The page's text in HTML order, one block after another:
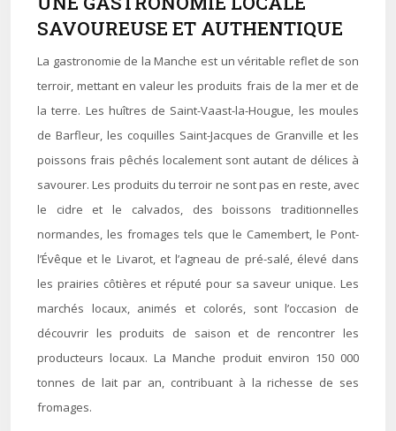
SAVOUREUSE ET AUTHENTIQUE
La gastronomie de la Manche est un véritable reflet de son
terroir, mettant en valeur les produits frais de la mer et de
la terre. Les huîtres de Saint-Vaast-la-Hougue, les moules
de Barfleur, les coquilles Saint-Jacques de Granville et les
poissons frais pêchés localement sont autant de délices à
savourer. Les produits du terroir ne sont pas en reste, avec
le cidre et le calvados, des boissons traditionnelles
normandes, les fromages tels que le Camembert, le Pont-
l’Évêque et le Livarot, et l’agneau de pré-salé, élevé dans
les prairies côtières et réputé pour sa saveur unique. Les
marchés locaux, animés et colorés, sont l’occasion de
découvrir les produits de saison et de rencontrer les
producteurs locaux. La Manche produit environ 150 000
tonnes de lait par an, contribuant à la richesse de ses
fromages.